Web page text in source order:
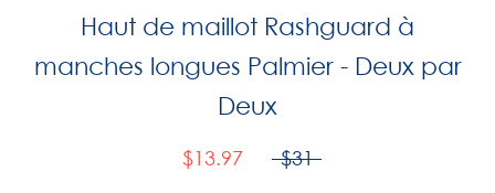
Haut de maillot Rashguard à
manches longues Palmier - Deux par
Deux
$13.97 $31